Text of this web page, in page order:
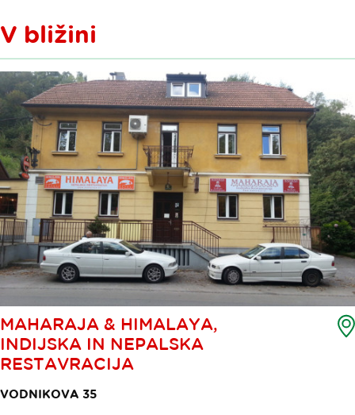
V bližini
MAHARAJA & HIMALAYA,
INDIJSKA IN NEPALSKA
RESTAVRACIJA
VODNIKOVA 35